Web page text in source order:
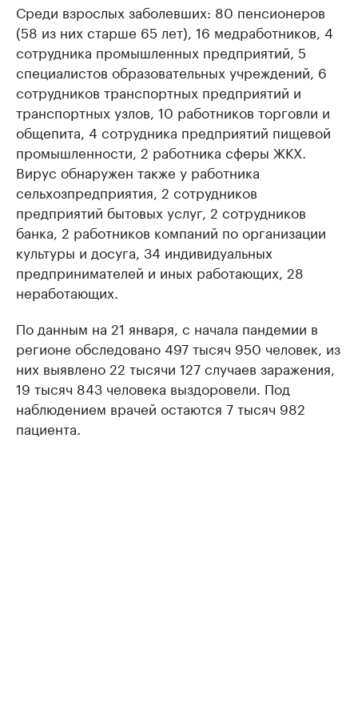
Среди взрослых заболевших: 80 пенсионеров
(58 из них старше 65 лет), 16 медработников, 4
сотрудника промышленных предприятий, 5
специалистов образовательных учреждений, 6
сотрудников транспортных предприятий и
транспортных узлов, 10 работников торговли и
общепита, 4 сотрудника предприятий пищевой
промышленности, 2 работника сферы ЖКХ.
Вирус обнаружен также у работника
сельхозпредприятия, 2 сотрудников
предприятий бытовых услуг, 2 сотрудников
банка, 2 работников компаний по организации
культуры и досуга, 34 индивидуальных
предпринимателей и иных работающих, 28
неработающих.
По данным на 21 января, с начала пандемии в
регионе обследовано 497 тысяч 950 человек, из
них выявлено 22 тысячи 127 случаев заражения,
19 тысяч 843 человека выздоровели. Под
наблюдением врачей остаются 7 тысяч 982
пациента.